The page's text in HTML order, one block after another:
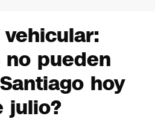
no pueden
hoy
julio?